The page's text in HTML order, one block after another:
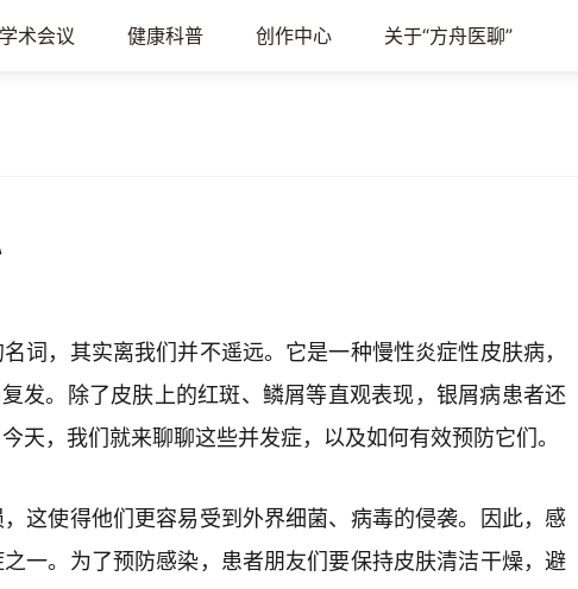
学术会议 健康科普 创作中心 关于“方舟医聊”
词，其实离我们并不遥远。它是一种慢性炎症性皮肤病，
发。除了皮肤上的红斑、鳞屑等直观表现，银屑病患者还
天，我们就来聊聊这些并发症，以及如何有效预防它们。
这使得他们更容易受到外界细菌、病毒的侵袭。因此，感
一。为了预防感染，患者朋友们要保持皮肤清洁干燥，避